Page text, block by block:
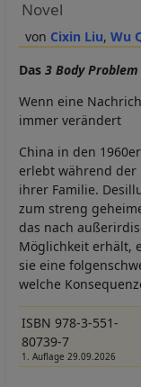
Cixin Liu Wu
Novel
Das 3 Body Problem
Wenn eine
immer verändert
China in den
erlebt während
ihrer Familie.
zum streng
das nach
Möglichkeit erhält,
sie eine
welche
ISBN 978-3-551-
80739-7
1. Auflage 29.09.2026